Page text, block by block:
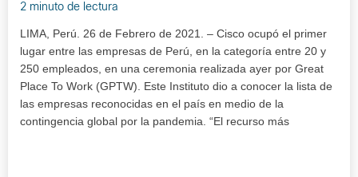
2 minuto de lectura
LIMA, Perú. 26 de Febrero de 2021. – Cisco ocupó el primer
lugar entre las empresas de Perú, en la categoría entre 20 y
250 empleados, en una ceremonia realizada ayer por Great
Place To Work (GPTW). Este Instituto dio a conocer la lista de
las empresas reconocidas en el país en medio de la
contingencia global por la pandemia. “El recurso más